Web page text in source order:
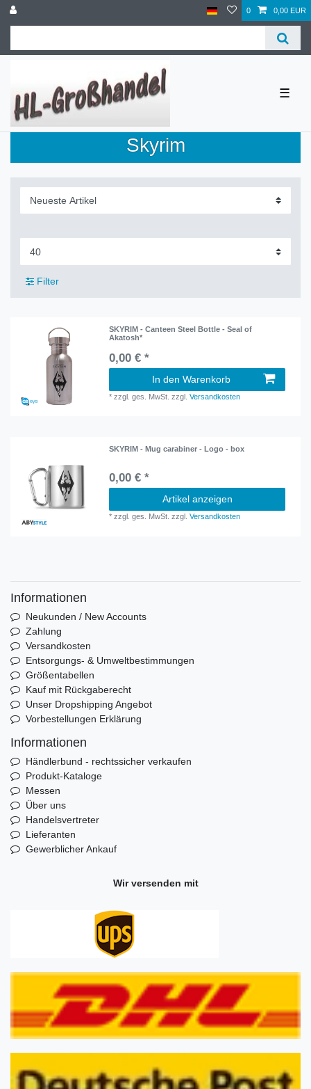
0 0,00 EUR
☰
Skyrim
Filter
SKYRIM - Canteen Steel Bottle - Seal of
Akatosh*
0,00 € *
In den Warenkorb
*zzgl. ges. MwSt. zzgl.Versandkosten
SKYRIM - Mug carabiner - Logo - box
0,00 € *
Artikel anzeigen
*zzgl. ges. MwSt. zzgl.Versandkosten
Informationen
Neukunden / New Accounts
Zahlung
Versandkosten
Entsorgungs- & Umweltbestimmungen
Größentabellen
Kauf mit Rückgaberecht
Unser Dropshipping Angebot
Vorbestellungen Erklärung
Informationen
Händlerbund - rechtssicher verkaufen
Produkt-Kataloge
Messen
Über uns
Handelsvertreter
Lieferanten
Gewerblicher Ankauf
Wir versenden mit